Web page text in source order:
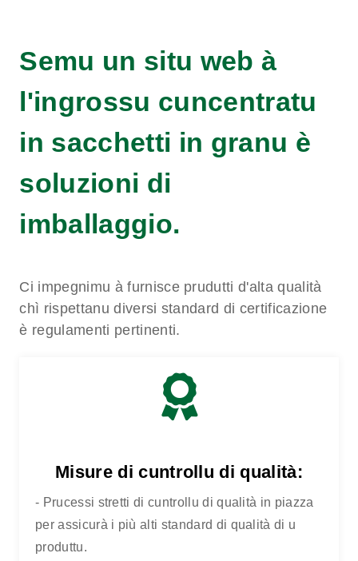
Semu un situ web à
l'ingrossu cuncentratu
in sacchetti in granu è
soluzioni di
imballaggio.
Ci impegnimu à furnisce prudutti d'alta qualità
chì rispettanu diversi standard di certificazione
è regulamenti pertinenti.
Misure di cuntrollu di qualità:
- Prucessi stretti di cuntrollu di qualità in piazza
per assicurà i più alti standard di qualità di u
produttu.